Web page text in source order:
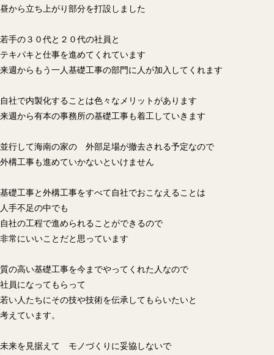
昼から立ち上がり部分を打設しました
若手の３０代と２０代の社員と
テキパキと仕事を進めてくれています
来週からもう一人基礎工事の部門に人が加入してくれます
自社で内製化することは色々なメリットがあります
来週から有本の事務所の基礎工事も着工していきます
並行して海南の家の 外部足場が撤去される予定なので
外構工事も進めていかないといけません
基礎工事と外構工事をすべて自社でおこなえることは
人手不足の中でも
自社の工程で進められることができるので
非常にいいことだと思っています
質の高い基礎工事を今までやってくれた人なので
社員になってもらって
若い人たちにその技や技術を伝承してもらいたいと
考えています。
未来を見据えて モノづくりに妥協しないで